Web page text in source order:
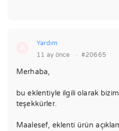
Yardım
11 ay önce
· #20665
Merhaba,
bu eklentiyle ilgili olarak
teşekkürler.
Maalesef, eklenti ürün